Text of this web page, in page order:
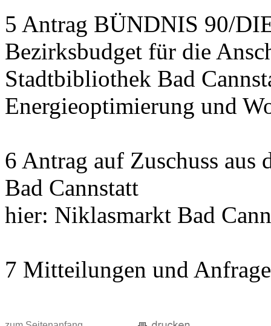
5 Antrag BÜNDNIS 90/
Bezirksbudget für die
Stadtbibliothek Bad
Energieoptimierung und
6 Antrag auf Zuschuss
Bad Cannstatt
hier: Niklasmarkt Bad
7 Mitteilungen und